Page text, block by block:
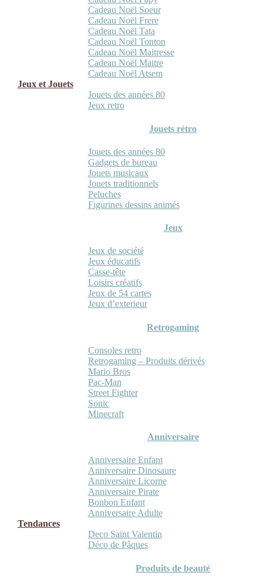
Cadeau Noël Soeur
Cadeau Noël Frere
Cadeau Noël Tata
Cadeau Noël Tonton
Cadeau Noël Maitresse
Cadeau Noël Maitre
Cadeau Noël Atsem
Jeux et Jouets
Jouets des années 80
Jeux retro
Jouets rétro
Jouets des années 80
Gadgets de bureau
Jouets musicaux
Jouets traditionnels
Peluches
Figurines dessins animés
Jeux
Jeux de société
Jeux éducatifs
Casse-tête
Loisirs créatifs
Jeux de 54 cartes
Jeux d’exterieur
Retrogaming
Consoles retro
Retrogaming – Produits dérivés
Mario Bros
Pac-Man
Street Fighter
Sonic
Minecraft
Anniversaire
Anniversaire Enfant
Anniversaire Dinosaure
Anniversaire Licorne
Anniversaire Pirate
Bonbon Enfant
Anniversaire Adulte
Tendances
Deco Saint Valentin
Déco de Pâques
Produits de beauté